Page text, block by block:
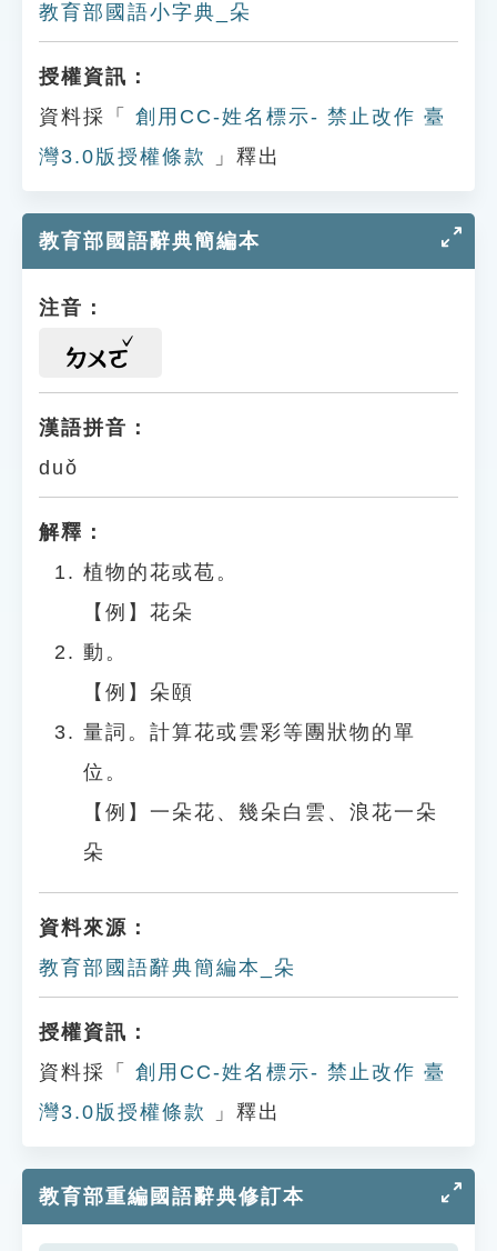
教育部國語小字典_朵
授權資訊：
資料採「
創用CC-姓名標示- 禁止改作 臺
灣3.0版授權條款
」釋出
教育部國語辭典簡編本
注音：
ㄉㄨㄛ
漢語拼音：
duǒ
解釋：
植物的花或苞。
【例】花朵
動。
【例】朵頤
量詞。計算花或雲彩等團狀物的單
位。
【例】一朵花、幾朵白雲、浪花一朵
朵
資料來源：
教育部國語辭典簡編本_朵
授權資訊：
資料採「
創用CC-姓名標示- 禁止改作 臺
灣3.0版授權條款
」釋出
教育部重編國語辭典修訂本